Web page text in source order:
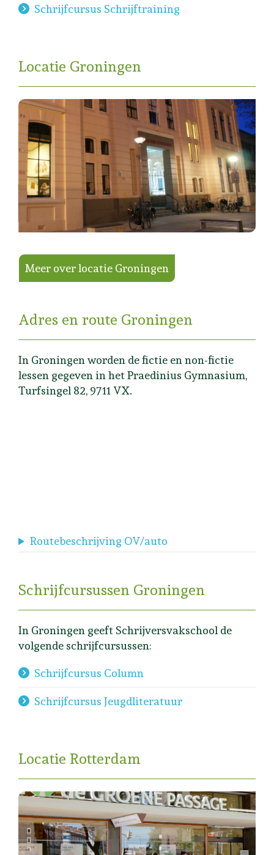
Schrijfcursus Schrijftraining
Locatie Groningen
Meer over locatie Groningen
Adres en route Groningen
In Groningen worden de fictie en non-fictie
lessen gegeven inhet Praedinius Gymnasium,
Turfsingel 82, 9711 VX.
Routebeschrijving OV/auto
Schrijfcursussen Groningen
In Groningen geeft Schrijversvakschool de
volgende schrijfcursussen:
Schrijfcursus Column
Schrijfcursus Jeugdliteratuur
Locatie Rotterdam